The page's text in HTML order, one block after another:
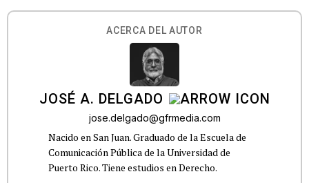
ACERCA DEL AUTOR
JOSÉ A. DELGADO
jose.delgado@gfrmedia.com
Nacido en San Juan. Graduado de la Escuela de
Comunicación Pública de la Universidad de
Puerto Rico. Tiene estudios en Derecho.